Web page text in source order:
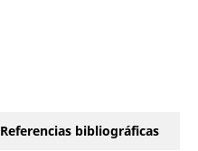
Referencias bibliográficas